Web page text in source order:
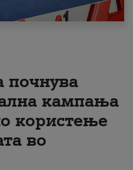
почнува
кампања
користење
во